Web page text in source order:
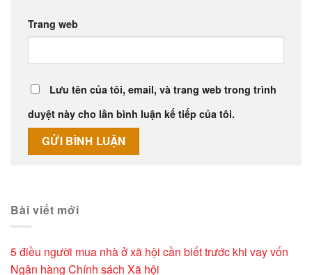
Trang web
Lưu tên của tôi, email, và trang web trong trình
duyệt này cho lần bình luận kế tiếp của tôi.
Bài viết mới
5 điều người mua nhà ở xã hội cần biết trước khi vay vốn
Ngân hàng Chính sách Xã hội